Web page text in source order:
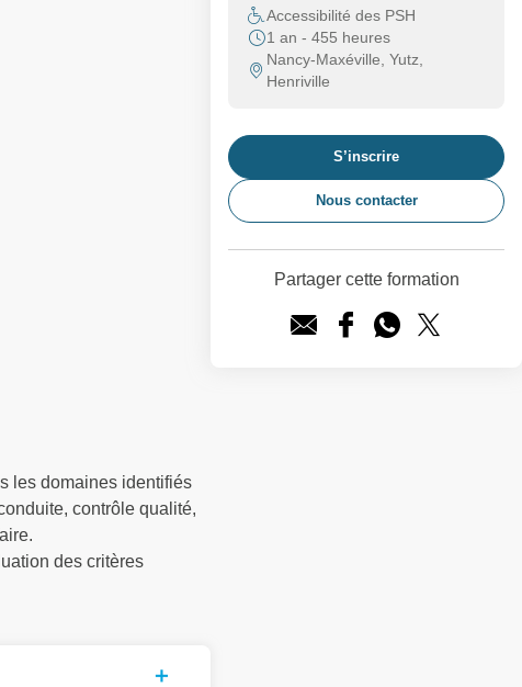
les domaines identifiés
contrôle qualité,
des critères
Accessibilité des PSH
1 an - 455 heures
Nancy-Maxéville, Yutz,
Henriville
S’inscrire
Nous contacter
Partager cette formation